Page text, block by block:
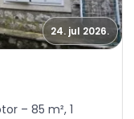
24. jul 2026.
– 85 m², 1